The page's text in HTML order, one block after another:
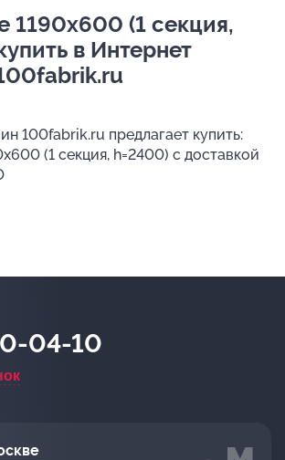
1190х600 (1 секция,
в Интернет
100fabrik.ru предлагает купить:
(1 секция, h=2400) с доставкой
04-10